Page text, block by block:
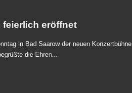
feierlich eröffnet
in Bad Saarow der neuen Konzertbühne
die Ehren...